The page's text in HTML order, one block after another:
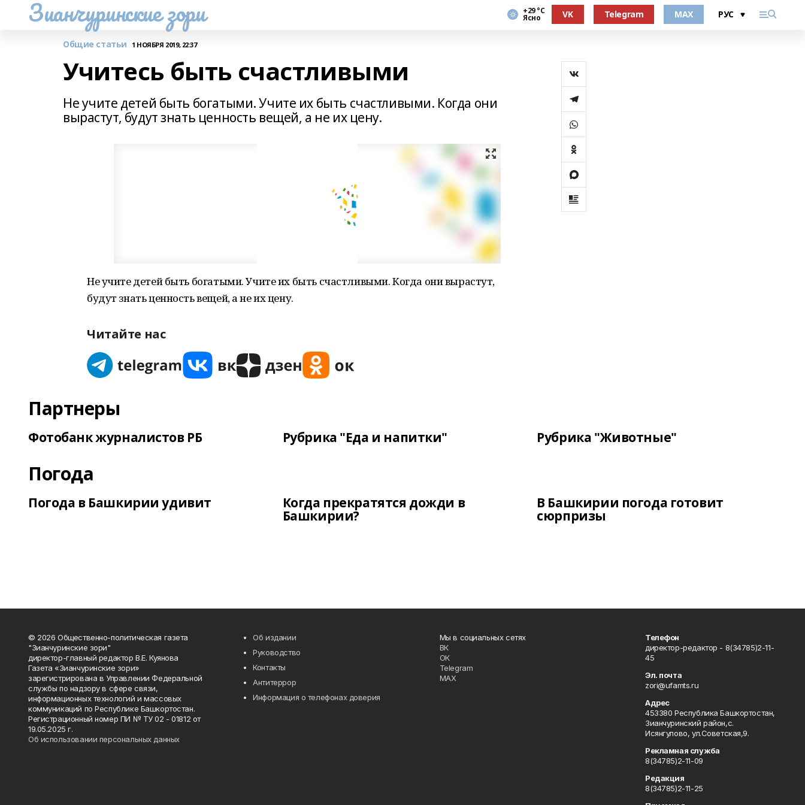
Зианчуринские зори +29 °С
Ясно VK Telegram MAX
Общие статьи 1 НОЯБРЯ 2019, 22:37
Учитесь быть счастливыми
Не учите детей быть богатыми. Учите их быть счастливыми. Когда они
вырастут, будут знать ценность вещей, а не их цену.
Не учите детей быть богатыми. Учите их быть счастливыми. Когда они вырастут,
будут знать ценность вещей, а не их цену.
Читайте нас
Партнеры
Фотобанк журналистов РБ Рубрика "Еда и напитки" Рубрика "Животные"
Погода
Погода в Башкирии удивит Когда прекратятся дожди в
Башкирии?
В Башкирии погода готовит
сюрпризы
© 2026 Общественно-политическая газета
"Зианчуринские зори"
директор-главный редактор В.Е. Куянова
Газета «Зианчуринские зори»
зарегистрирована в Управлении Федеральной
службы по надзору в сфере связи,
информационных технологий и массовых
коммуникаций по Республике Башкортостан.
Регистрационный номер ПИ № ТУ 02 - 01812 от
19.05.2025 г.
Об использовании персональных данных
Об издании
Руководство
Контакты
Антитеррор
Информация о телефонах доверия
Мы в социальных сетях
ВК
ОК
Telegram
MAX
Телефон
директор-редактор - 8(34785)2-11-
45
Эл. почта
zori@ufamts.ru
Адрес
453380 Республика Башкортостан,
Зианчуринский район,с.
Исянгулово, ул.Советская,9.
Рекламная служба
8(34785)2-11-09
Редакция
8(34785)2-11-25